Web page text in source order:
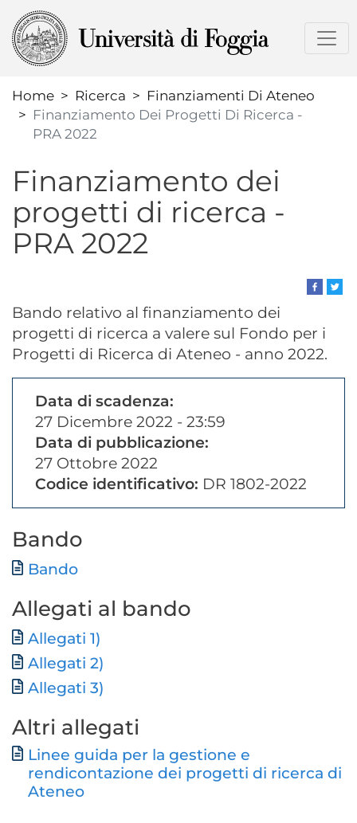
al
contenuto
Home
Ricerca
Finanziamenti Di Ateneo
Finanziamento Dei Progetti Di Ricerca -
PRA 2022
Finanziamento dei
progetti di ricerca -
PRA 2022
Bando relativo al finanziamento dei
progetti di ricerca a valere sul Fondo per i
Progetti di Ricerca di Ateneo - anno 2022.
Data di scadenza:
27 Dicembre 2022 - 23:59
Data di pubblicazione:
27 Ottobre 2022
Codice identificativo: DR 1802-2022
Bando
Documento
Bando
Allegati al bando
FileAllegati 1)
Allegati 2)
Allegati 3)
Altri allegati
Documento
Linee guida per la gestione e
rendicontazione dei progetti di ricerca di
Ateneo